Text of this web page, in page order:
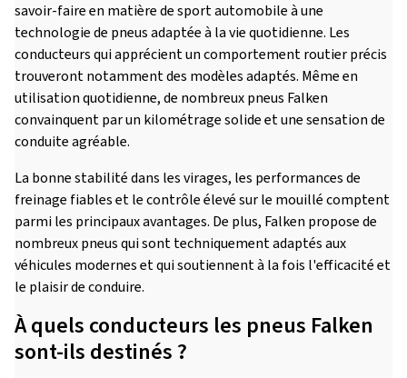
savoir-faire en matière de sport automobile à une
technologie de pneus adaptée à la vie quotidienne. Les
conducteurs qui apprécient un comportement routier précis
trouveront notamment des modèles adaptés. Même en
utilisation quotidienne, de nombreux pneus Falken
convainquent par un kilométrage solide et une sensation de
conduite agréable.
La bonne stabilité dans les virages, les performances de
freinage fiables et le contrôle élevé sur le mouillé comptent
parmi les principaux avantages. De plus, Falken propose de
nombreux pneus qui sont techniquement adaptés aux
véhicules modernes et qui soutiennent à la fois l'efficacité et
le plaisir de conduire.
À quels conducteurs les pneus Falken
sont-ils destinés ?